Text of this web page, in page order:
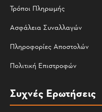
Τρόποι Πληρωμής
Ασφάλεια Συναλλαγών
Πληροφορίες Αποστολών
Πολιτική Επιστροφών
Συχνές Ερωτήσεις